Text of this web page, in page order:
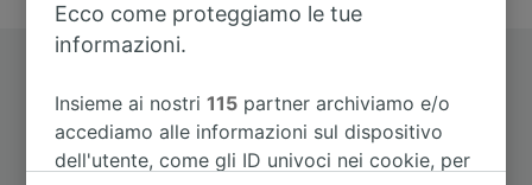
Ecco come proteggiamo le tue
informazioni.
Insieme ai nostri115 partner archiviamo e/o
accediamo alle informazioni sul dispositivo
dell'utente, come gli ID univoci nei cookie, per